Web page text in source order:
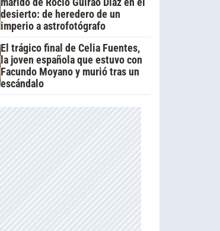
desierto: de heredero de un
imperio a astrofotógrafo
El trágico final de Celia Fuentes,
la joven española que estuvo con
Facundo Moyano y murió tras un
escándalo